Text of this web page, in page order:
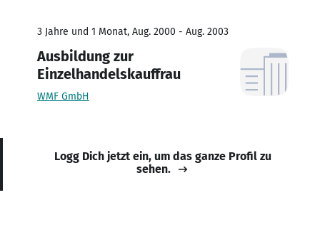
3 Jahre und 1 Monat, Aug. 2000 - Aug. 2003
Ausbildung zur
Einzelhandelskauffrau
WMF GmbH
Logg Dich jetzt ein, um das ganze Profil zu
sehen.